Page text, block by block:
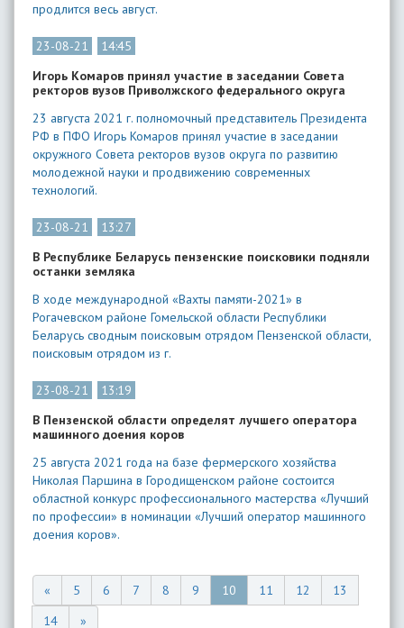
продлится весь август.
23-08-21
14:45
Игорь Комаров принял участие в заседании Совета
ректоров вузов Приволжского федерального округа
23 августа 2021 г. полномочный представитель Президента
РФ в ПФО Игорь Комаров принял участие в заседании
окружного Совета ректоров вузов округа по развитию
молодежной науки и продвижению современных
технологий.
23-08-21
13:27
В Республике Беларусь пензенские поисковики подняли
останки земляка
В ходе международной «Вахты памяти-2021» в
Рогачевском районе Гомельской области Республики
Беларусь сводным поисковым отрядом Пензенской области,
поисковым отрядом из г.
23-08-21
13:19
В Пензенской области определят лучшего оператора
машинного доения коров
25 августа 2021 года на базе фермерского хозяйства
Николая Паршина в Городищенском районе состоится
областной конкурс профессионального мастерства «Лучший
по профессии» в номинации «Лучший оператор машинного
доения коров».
« 5 6 7 8 9 10 11 12
13
14
»